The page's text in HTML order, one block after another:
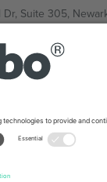
Dr, Suite 305,
West, bul Totleben
360, Roma Norte,